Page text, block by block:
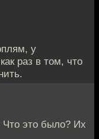
у
раз в том, что
это было? Их